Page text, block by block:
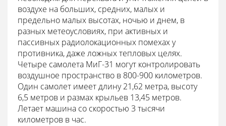
воздухе на больших, средних, малых и
предельно малых высотах, ночью и днем, в
разных метеоусловиях, при активных и
пассивных радиолокационных помехах у
противника, даже ложных тепловых целях.
Четыре самолета МиГ-31 могут контролировать
воздушное пространство в 800-900 километров.
Один самолет имеет длину 21,62 метра, высоту
6,5 метров и размах крыльев 13,45 метров.
Летает машина со скоростью 3 тысячи
километров в час.